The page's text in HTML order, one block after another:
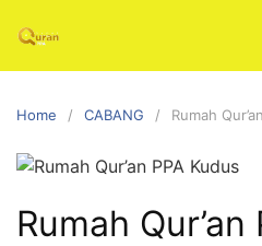
content
Home CABANG Rumah
Rumah Qur’an